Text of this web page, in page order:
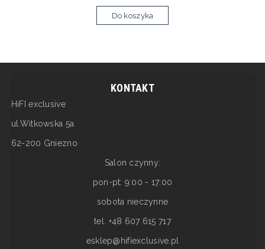
Do koszyka
KONTAKT
HiFI exclusive
ul.Witkowska 5a
62-200 Gniezno
Salon czynny:
pon-pt: 9:00 - 17:00
sobota nieczynne
tel. +48 607 615 717
esklep@hifiexclusive.pl